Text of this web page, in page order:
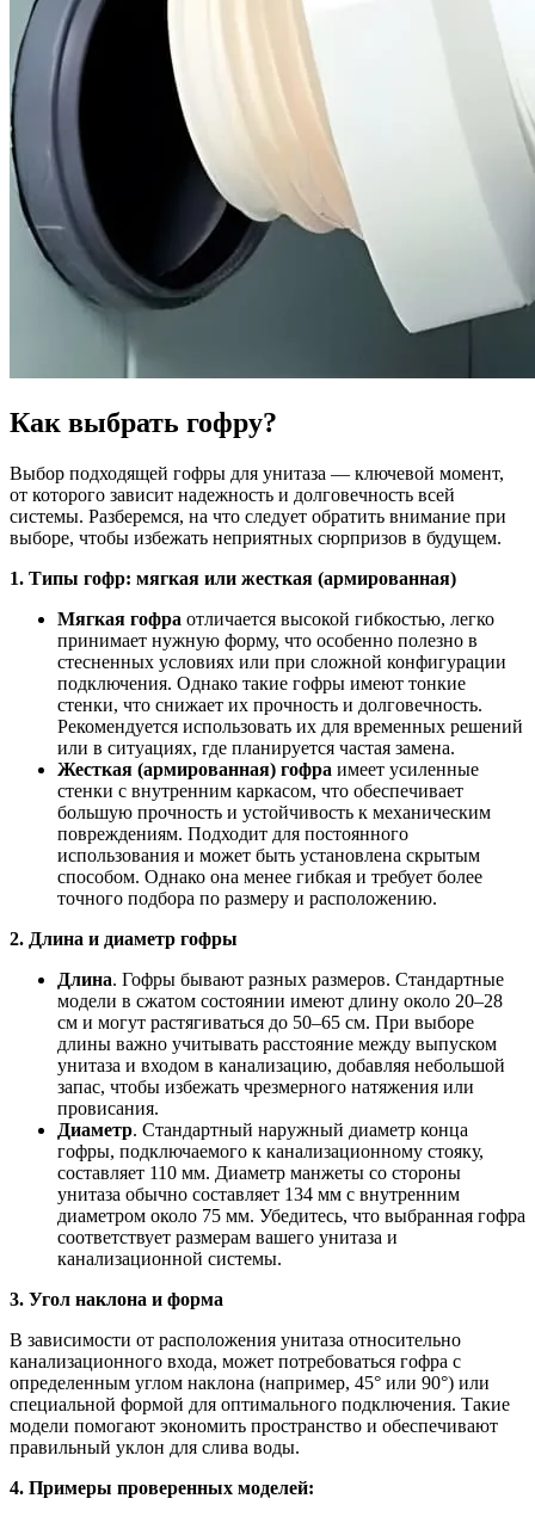
Как выбрать гофру?
Выбор подходящей гофры для унитаза — ключевой момент,
от которого зависит надежность и долговечность всей
системы. Разберемся, на что следует обратить внимание при
выборе, чтобы избежать неприятных сюрпризов в будущем.
1. Типы гофр: мягкая или жесткая (армированная)
Мягкая гофра отличается высокой гибкостью, легко
принимает нужную форму, что особенно полезно в
стесненных условиях или при сложной конфигурации
подключения. Однако такие гофры имеют тонкие
стенки, что снижает их прочность и долговечность.
Рекомендуется использовать их для временных решений
или в ситуациях, где планируется частая замена.
Жесткая (армированная) гофра имеет усиленные
стенки с внутренним каркасом, что обеспечивает
большую прочность и устойчивость к механическим
повреждениям. Подходит для постоянного
использования и может быть установлена скрытым
способом. Однако она менее гибкая и требует более
точного подбора по размеру и расположению.
2. Длина и диаметр гофры
Длина. Гофры бывают разных размеров. Стандартные
модели в сжатом состоянии имеют длину около 20–28
см и могут растягиваться до 50–65 см. При выборе
длины важно учитывать расстояние между выпуском
унитаза и входом в канализацию, добавляя небольшой
запас, чтобы избежать чрезмерного натяжения или
провисания.
Диаметр. Стандартный наружный диаметр конца
гофры, подключаемого к канализационному стояку,
составляет 110 мм. Диаметр манжеты со стороны
унитаза обычно составляет 134 мм с внутренним
диаметром около 75 мм. Убедитесь, что выбранная гофра
соответствует размерам вашего унитаза и
канализационной системы.
3. Угол наклона и форма
В зависимости от расположения унитаза относительно
канализационного входа, может потребоваться гофра с
определенным углом наклона (например, 45° или 90°) или
специальной формой для оптимального подключения. Такие
модели помогают экономить пространство и обеспечивают
правильный уклон для слива воды.
4. Примеры проверенных моделей: